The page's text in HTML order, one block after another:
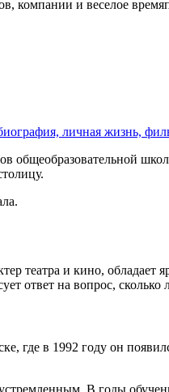
компании и веселое
личная жизнь,
общеобразовательной
театра и кино, обладает
ответ на вопрос,
где в 1992 году он